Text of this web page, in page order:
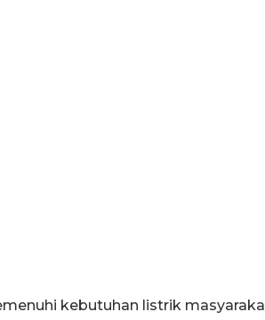
kebutuhan listrik